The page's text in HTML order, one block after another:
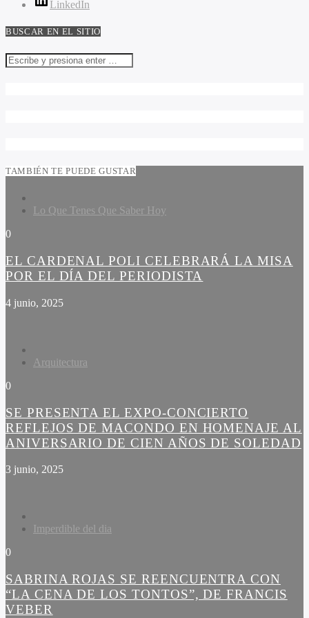
LinkedIn
BUSCAR EN EL SITIO
TAMBIÉN TE PUEDE GUSTAR
Lo Que Tenes Que Saber Hoy
0
EL CARDENAL POLI CELEBRARÁ LA MISA
POR EL DÍA DEL PERIODISTA
4 junio, 2025
Arquitectura
0
SE PRESENTA EL EXPO-CONCIERTO
REFLEJOS DE MACONDO EN HOMENAJE AL
ANIVERSARIO DE CIEN AÑOS DE SOLEDAD
3 junio, 2025
Imperdible del dia
0
SABRINA ROJAS SE REENCUENTRA CON
“LA CENA DE LOS TONTOS”, DE FRANCIS
VEBER